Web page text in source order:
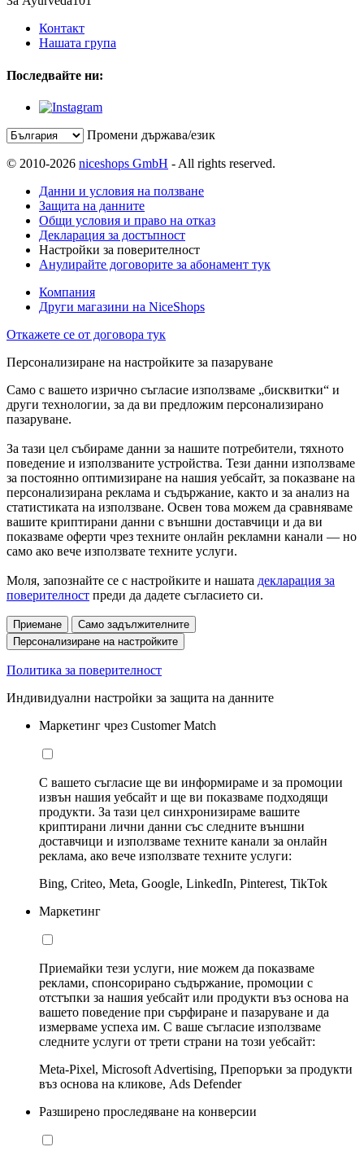
Контакт
Нашата група
Последвайте ни:
Промени държава/език
© 2010-2026 niceshops GmbH - All rights reserved.
Данни и условия на ползване
Защита на данните
Общи условия и право на отказ
Декларация за достъпност
Настройки за поверителност
Анулирайте договорите за абонамент тук
Компания
Други магазини на NiceShops
Откажете се от договора тук
Персонализиране на настройките за пазаруване
Само с вашето изрично съгласие използваме „бисквитки“ и
други технологии, за да ви предложим персонализирано
пазаруване.
За тази цел събираме данни за нашите потребители, тяхното
поведение и използваните устройства. Тези данни използваме
за постоянно оптимизиране на нашия уебсайт, за показване на
персонализирана реклама и съдържание, както и за анализ на
статистиката на използване. Освен това можем да сравняваме
вашите криптирани данни с външни доставчици и да ви
показваме оферти чрез техните онлайн рекламни канали — но
само ако вече използвате техните услуги.
Моля, запознайте се с настройките и нашата декларация за
поверителност преди да дадете съгласието си.
Приемане
Само задължителните
Персонализиране на настройките
Политика за поверителност
Индивидуални настройки за защита на данните
Маркетинг чрез Customer Match
С вашето съгласие ще ви информираме и за промоции
извън нашия уебсайт и ще ви показваме подходящи
продукти. За тази цел синхронизираме вашите
криптирани лични данни със следните външни
доставчици и използваме техните канали за онлайн
реклама, ако вече използвате техните услуги:
Bing, Criteo, Meta, Google, LinkedIn, Pinterest, TikTok
Маркетинг
Приемайки тези услуги, ние можем да показваме
реклами, спонсорирано съдържание, промоции с
отстъпки за нашия уебсайт или продукти въз основа на
вашето поведение при сърфиране и пазаруване и да
измерваме успеха им. С ваше съгласие използваме
следните услуги от трети страни на този уебсайт:
Meta-Pixel, Microsoft Advertising, Препоръки за продукти
въз основа на кликове, Ads Defender
Разширено проследяване на конверсии